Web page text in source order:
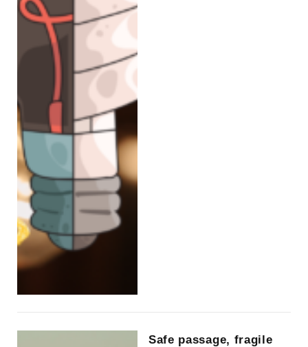
Safe passage, fragile